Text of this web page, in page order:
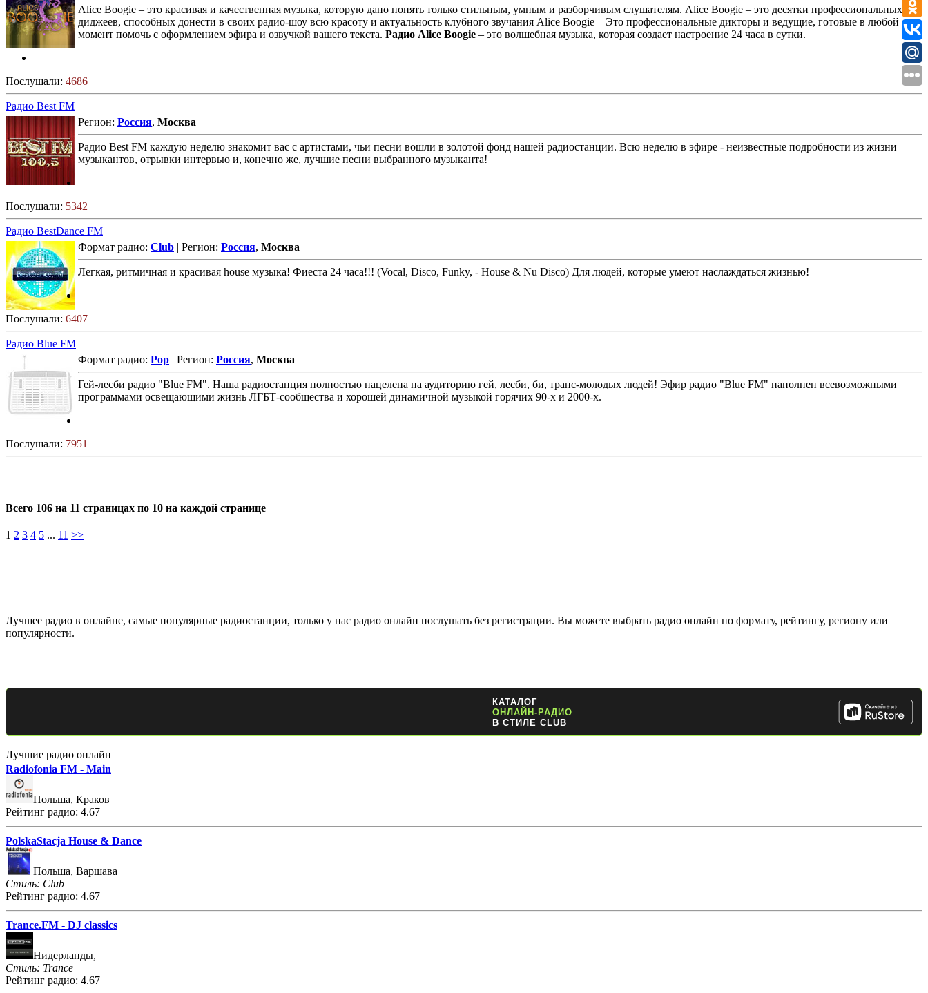
Alice Boogie – это красивая и качественная музыка, которую дано понять только стильным, умным и разборчивым слушателям. Alice Boogie – это десятки профессиональных
диджеев, способных донести в своих радио-шоу всю красоту и актуальность клубного звучания Alice Boogie – Это профессиональные дикторы и ведущие, готовые в любой
момент помочь с оформлением эфира и озвучкой вашего текста. Радио Alice Boogie – это волшебная музыка, которая создает настроение 24 часа в сутки.
Послушали: 4686
Радио Best FM
Регион: Россия, Москва
Радио Best FM каждую неделю знакомит вас с артистами, чьи песни вошли в золотой фонд нашей радиостанции. Всю неделю в эфире - неизвестные подробности из жизни
музыкантов, отрывки интервью и, конечно же, лучшие песни выбранного музыканта!
Послушали: 5342
Радио BestDance FM
Формат радио: Club | Регион: Россия, Москва
Легкая, ритмичная и красивая house музыка! Фиеста 24 часа!!! (Vocal, Disco, Funky, - House & Nu Disco) Для людей, которые умеют наслаждаться жизнью!
Послушали: 6407
Радио Blue FM
Формат радио: Pop | Регион: Россия, Москва
Гей-лесби радио "Blue FM". Наша радиостанция полностью нацелена на аудиторию гей, лесби, би, транс-молодых людей! Эфир радио "Blue FM" наполнен всевозможными
программами освещающими жизнь ЛГБТ-сообщества и хорошей динамичной музыкой горячих 90-х и 2000-х.
Послушали: 7951
Всего 106 на 11 страницах по 10 на каждой странице
1 2 3 4 5 ... 11 >>
Лучшее радио в онлайне, самые популярные радиостанции, только у нас радио онлайн послушать без регистрации. Вы можете выбрать радио онлайн по формату, рейтингу, региону или
популярности.
КАТАЛОГ
ОНЛАЙН-РАДИО
В СТИЛЕ CLUB
Лучшие радио онлайн
Radiofonia FM - Main
Польша, Краков
Рейтинг радио: 4.67
PolskaStacja House & Dance
Польша, Варшава
Стиль: Club
Рейтинг радио: 4.67
Trance.FM - DJ classics
Нидерланды,
Стиль: Trance
Рейтинг радио: 4.67